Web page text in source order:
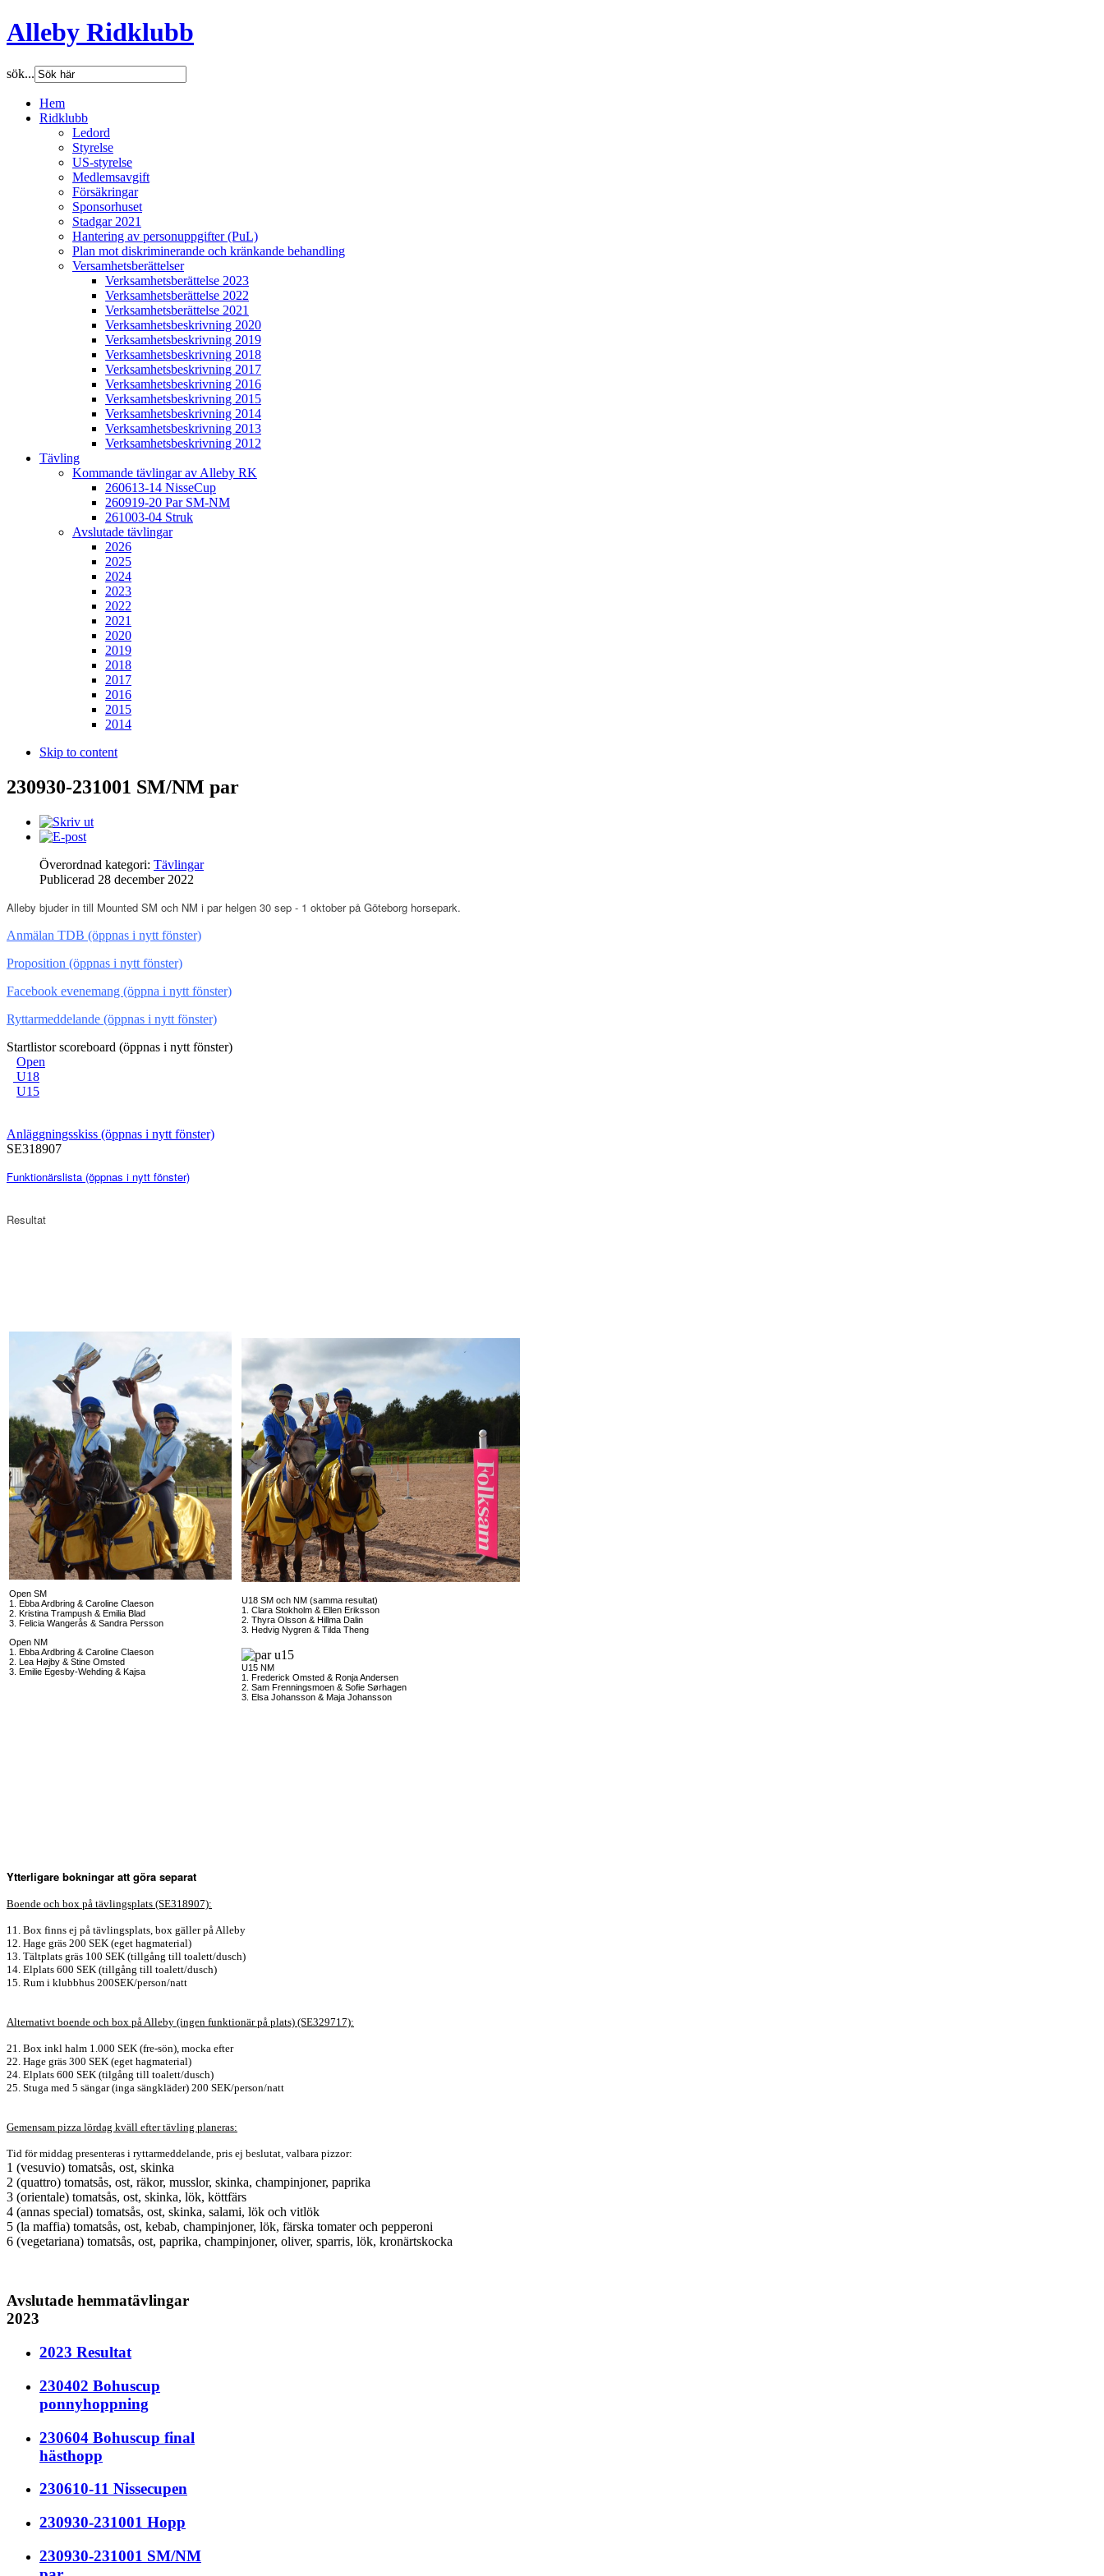
Alleby Ridklubb
sök...
Hem
Ridklubb
Ledord
Styrelse
US-styrelse
Medlemsavgift
Försäkringar
Sponsorhuset
Stadgar 2021
Hantering av personuppgifter (PuL)
Plan mot diskriminerande och kränkande behandling
Versamhetsberättelser
Verksamhetsberättelse 2023
Verksamhetsberättelse 2022
Verksamhetsberättelse 2021
Verksamhetsbeskrivning 2020
Verksamhetsbeskrivning 2019
Verksamhetsbeskrivning 2018
Verksamhetsbeskrivning 2017
Verksamhetsbeskrivning 2016
Verksamhetsbeskrivning 2015
Verksamhetsbeskrivning 2014
Verksamhetsbeskrivning 2013
Verksamhetsbeskrivning 2012
Tävling
Kommande tävlingar av Alleby RK
260613-14 NisseCup
260919-20 Par SM-NM
261003-04 Struk
Avslutade tävlingar
2026
2025
2024
2023
2022
2021
2020
2019
2018
2017
2016
2015
2014
Skip to content
230930-231001 SM/NM par
Överordnad kategori: Tävlingar
Publicerad 28 december 2022
Alleby bjuder in till Mounted SM och NM i par helgen 30 sep - 1 oktober på Göteborg horsepark.
Anmälan TDB (öppnas i nytt fönster)
Proposition (öppnas i nytt fönster)
Facebook evenemang (öppna i nytt fönster)
Ryttarmeddelande (öppnas i nytt fönster)
Startlistor scoreboard (öppnas i nytt fönster)
Open
U18
U15
Anläggningsskiss (öppnas i nytt fönster)
SE318907
Funktionärslista (öppnas i nytt fönster)
Resultat
Open SM
1. Ebba Ardbring & Caroline Claeson
2. Kristina Trampush & Emilia Blad
3. Felicia Wangerås & Sandra Persson
Open NM
1. Ebba Ardbring & Caroline Claeson
2. Lea Højby & Stine Omsted
3. Emilie Egesby-Wehding & Kajsa
U18 SM och NM (samma resultat)
1. Clara Stokholm & Ellen Eriksson
2. Thyra Olsson & Hillma Dalin
3. Hedvig Nygren & Tilda Theng
U15 NM
1. Frederick Omsted & Ronja Andersen
2. Sam Frenningsmoen & Sofie Sørhagen
3. Elsa Johansson & Maja Johansson
Ytterligare bokningar att göra separat
Boende och box på tävlingsplats (SE318907):
11. Box finns ej på tävlingsplats, box gäller på Alleby
12. Hage gräs 200 SEK (eget hagmaterial)
13. Tältplats gräs 100 SEK (tillgång till toalett/dusch)
14. Elplats 600 SEK (tillgång till toalett/dusch)
15. Rum i klubbhus 200SEK/person/natt
Alternativt boende och box på Alleby (ingen funktionär på plats) (SE329717):
21. Box inkl halm 1.000 SEK (fre-sön), mocka efter
22. Hage gräs 300 SEK (eget hagmaterial)
24. Elplats 600 SEK (tilgång till toalett/dusch)
25. Stuga med 5 sängar (inga sängkläder) 200 SEK/person/natt
Gemensam pizza lördag kväll efter tävling planeras:
Tid för middag presenteras i ryttarmeddelande, pris ej beslutat, valbara pizzor:
1 (vesuvio) tomatsås, ost, skinka
2 (quattro) tomatsås, ost, räkor, musslor, skinka, champinjoner, paprika
3 (orientale) tomatsås, ost, skinka, lök, köttfärs
4 (annas special) tomatsås, ost, skinka, salami, lök och vitlök
5 (la maffia) tomatsås, ost, kebab, champinjoner, lök, färska tomater och pepperoni
6 (vegetariana) tomatsås, ost, paprika, champinjoner, oliver, sparris, lök, kronärtskocka
Avslutade hemmatävlingar
2023
2023 Resultat
230402 Bohuscup
ponnyhoppning
230604 Bohuscup final
hästhopp
230610-11 Nissecupen
230930-231001 Hopp
230930-231001 SM/NM